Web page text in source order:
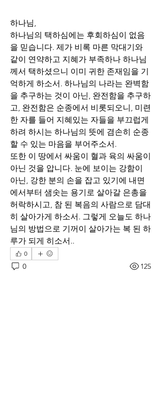
하나님,
하나님의 택하심에는 후회하심이 없음
을 믿습니다. 제가 비록 마른 막대기와
같이 연약하고 지혜가 부족하나 하나님
께서 택하셨으니 이미 귀한 존재임을 기
억하게 하소서. 하나님의 나라는 완벽함
을 추구하는 것이 아닌, 완전함을 추구하
고, 완전함은 순종에서 비롯되오니, 미련
한 자를 들어 지혜있는 자들을 부끄럽게
하려 하시는 하나님의 뜻에 겸손히 순종
할 수 있는 마음을 부어주소서.
또한 이 땅에서 싸움이 혈과 육의 싸움이
아닌 것을 압니다. 눈에 보이는 강함이
아닌, 강한 분의 손을 잡고 있기에 내면
에서부터 샘솟는 용기로 살아갈 은총을
허락하시고, 참 된 복음의 사람으로 담대
히 살아가게 하소서. 그렇게 오늘도 하나
님의 방법으로 기꺼이 살아가는 복 된 하
루가 되게 히소서..
0
0 125